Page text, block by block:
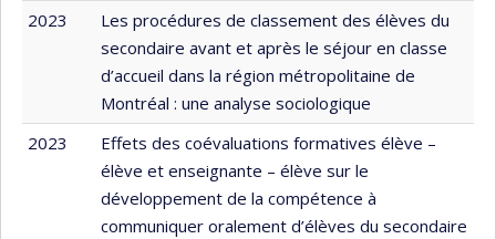
2023
Les procédures de classement des élèves du
secondaire avant et après le séjour en classe
d’accueil dans la région métropolitaine de
Montréal : une analyse sociologique
2023
Effets des coévaluations formatives élève –
élève et enseignante – élève sur le
développement de la compétence à
communiquer oralement d’élèves du secondaire